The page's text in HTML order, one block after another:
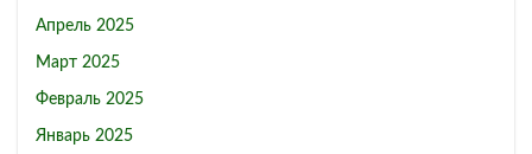
Апрель 2025
Март 2025
Февраль 2025
Январь 2025